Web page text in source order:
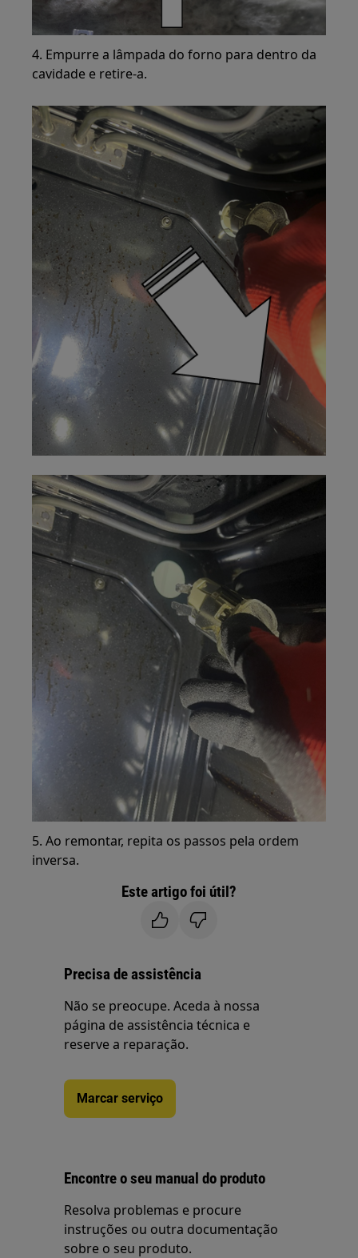
4. Empurre a lâmpada do forno para dentro da
cavidade e retire-a.
5. Ao remontar, repita os passos pela ordem
inversa.
Este artigo foi útil?
Precisa de assistência
Não se preocupe. Aceda à nossa
página de assistência técnica e
reserve a reparação.
Marcar serviço
Encontre o seu manual do produto
Resolva problemas e procure
instruções ou outra documentação
sobre o seu produto.